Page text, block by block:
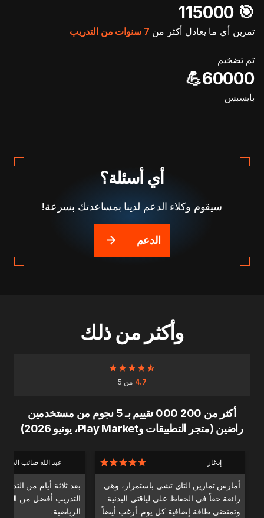
🎯️ 115000
تمرين أي ما يعادل أكثر من 7 سنوات من التدريب
تم تضخيم
60000💪
بايسبس
أي أسئلة؟
سيقوم وكلاء الدعم لدينا بمساعدتك بسرعة!
الدعم
وأكثر من ذلك
4.7 من 5
أكثر من 200 000 تقييم بـ 5 نجوم من مستخدمين
راضين (متجر التطبيقات وPlay Market، يونيو 2026)
إدغار
أمارس تمارين التاي تشي باستمرار، وهي
رائعة حقاً في الحفاظ على لياقتي البدنية
وتمنحني طاقة إضافية كل يوم. أرغب أيضاً
عبد الله صائب
بعد ثلاثة أيام من
التدريب أفضل من
الرياضية.